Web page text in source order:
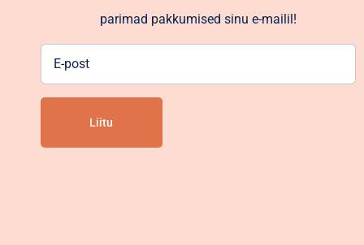
parimad pakkumised sinu e-mailil!